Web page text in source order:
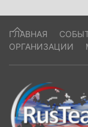
ГЛАВНАЯ
ОРГАНИЗАЦИИ